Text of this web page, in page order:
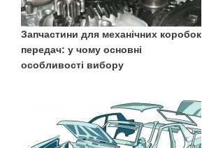
Запчастини для механічних коробок
передач: у чому основні
особливості вибору